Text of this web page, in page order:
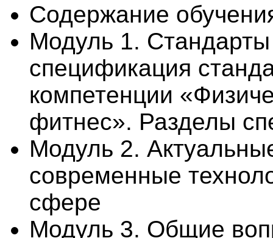
Содержание
Модуль 1.
спецификация
компетенции
фитнес». Разделы
Модуль 2.
современные
сфере
Модуль 3. Общие